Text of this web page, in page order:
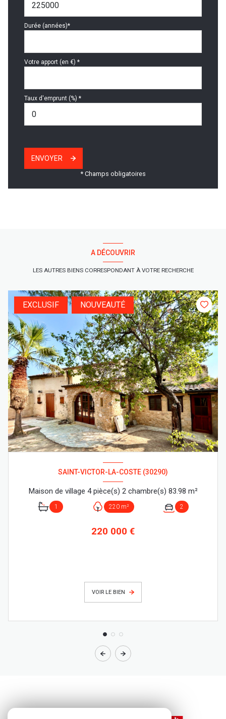
Durée (années)*
Votre apport (en €) *
Taux d'emprunt (%) *
ENVOYER
* Champs obligatoires
A DÉCOUVRIR
LES AUTRES BIENS CORRESPONDANT À VOTRE RECHERCHE
EXCLUSIF NOUVEAUTÉ
SAINT-VICTOR-LA-COSTE (30290)
Maison de village 4 pièce(s) 2 chambre(s) 83.98 m²
1 220 m² 2
220 000 €
VOIR LE BIEN